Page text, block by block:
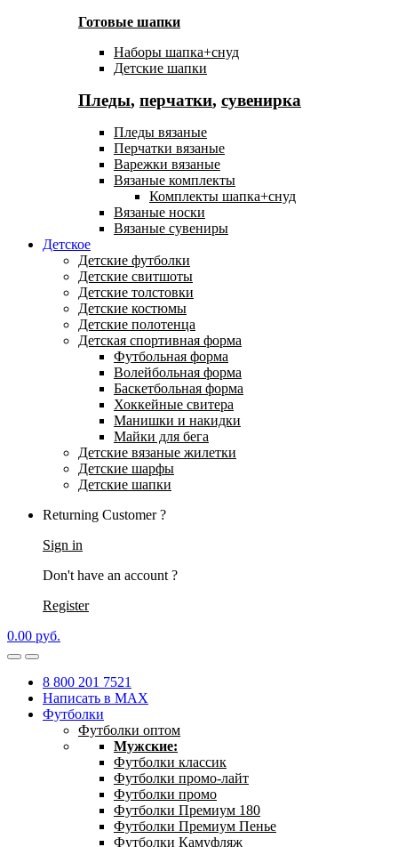
Готовые шапки
Наборы шапка+снуд
Детские шапки
Пледы, перчатки, сувенирка
Пледы вязаные
Перчатки вязаные
Варежки вязаные
Вязаные комплекты
Комплекты шапка+снуд
Вязаные носки
Вязаные сувениры
Детское
Детские футболки
Детские свитшоты
Детские толстовки
Детские костюмы
Детские полотенца
Детская спортивная форма
Футбольная форма
Волейбольная форма
Баскетбольная форма
Хоккейные свитера
Манишки и накидки
Майки для бега
Детские вязаные жилетки
Детские шарфы
Детские шапки
Returning Customer ?
Sign in
Don't have an account ?
Register
0.00 руб.
8 800 201 7521
Написать в MAX
Футболки
Футболки оптом
Мужские:
Футболки классик
Футболки промо-лайт
Футболки промо
Футболки Премиум 180
Футболки Премиум Пенье
Футболки Камуфляж